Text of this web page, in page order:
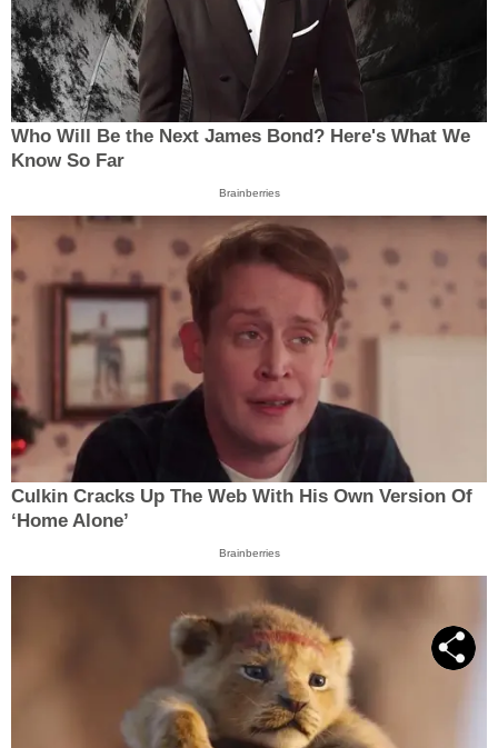
Who Will Be the Next James Bond? Here's What We
Know So Far
Brainberries
Culkin Cracks Up The Web With His Own Version Of
‘Home Alone’
Brainberries